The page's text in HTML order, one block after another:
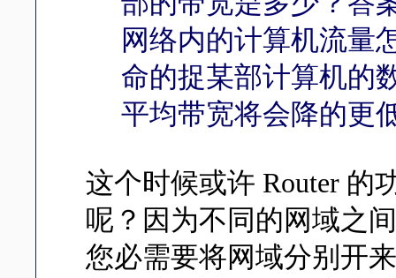
网络内的计算机流量
命的捉某部计算机的
平均带宽将会降的更
这个时候或许 Router 的
呢？因为不同的网域之
您必需要将网域分别开